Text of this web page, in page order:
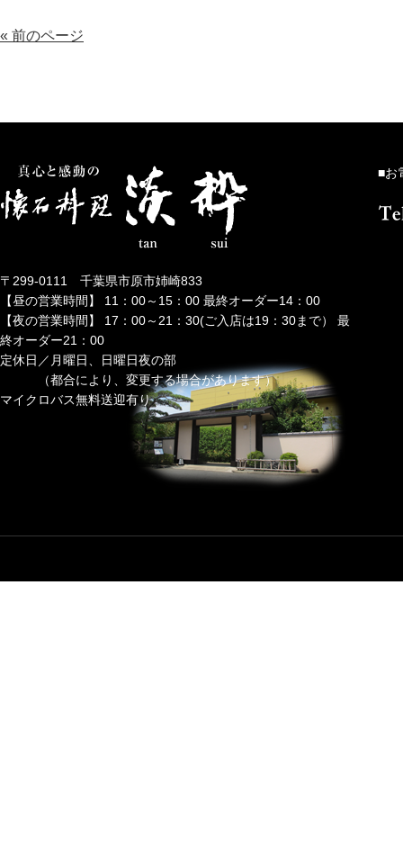
« 前のページ
〒299-0111 千葉県市原市姉崎833
【昼の営業時間】 11：00～15：00 最終オーダー14：00
【夜の営業時間】 17：00～21：30(ご入店は19：30まで） 最
終オーダー21：00
定休日／月曜日、日曜日夜の部
（都合により、変更する場合があります）
マイクロバス無料送迎有り
■お